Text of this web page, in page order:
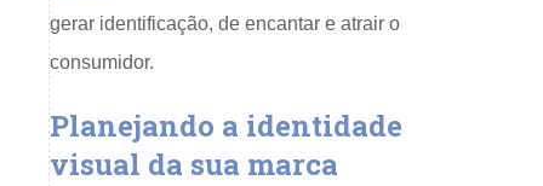
gerar identificação, de encantar e atrair o
consumidor.
Planejando a identidade
visual da sua marca